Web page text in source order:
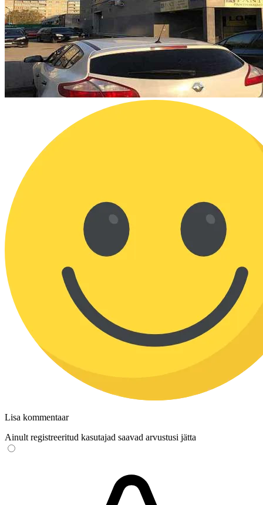
Lisa kommentaar
Ainult registreeritud kasutajad saavad arvustusi jätta